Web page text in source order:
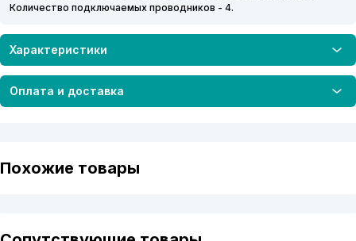
Количество подключаемых проводников - 4.
Характеристики
Оплата и доставка
Похожие товары